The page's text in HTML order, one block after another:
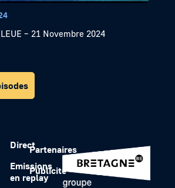
– 21 Novembre 2024
Direct
Emissions
en replay
Partenaires
Publicité